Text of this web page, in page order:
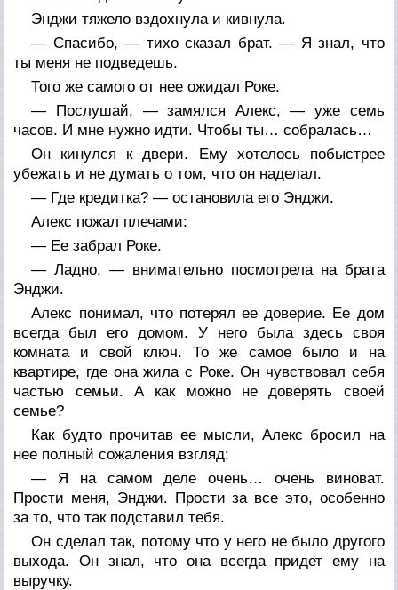
Энджи тяжело вздохнула и кивнула.
— Спасибо, — тихо сказал брат. — Я знал, что
ты меня не подведешь.
Того же самого от нее ожидал Роке.
— Послушай, — замялся Алекс, — уже семь
часов. И мне нужно идти. Чтобы ты… собралась…
Он кинулся к двери. Ему хотелось побыстрее
убежать и не думать о том, что он наделал.
— Где кредитка? — остановила его Энджи.
Алекс пожал плечами:
— Ее забрал Роке.
— Ладно, — внимательно посмотрела на брата
Энджи.
Алекс понимал, что потерял ее доверие. Ее дом
всегда был его домом. У него была здесь своя
комната и свой ключ. То же самое было и на
квартире, где она жила с Роке. Он чувствовал себя
частью семьи. А как можно не доверять своей
семье?
Как будто прочитав ее мысли, Алекс бросил на
нее полный сожаления взгляд:
— Я на самом деле очень… очень виноват.
Прости меня, Энджи. Прости за все это, особенно
за то, что так подставил тебя.
Он сделал так, потому что у него не было другого
выхода. Он знал, что она всегда придет ему на
выручку.